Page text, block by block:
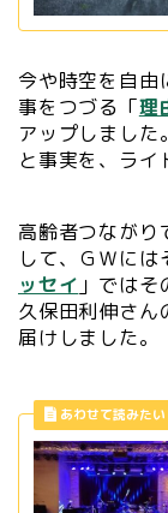
今や時空を自由
事をつづる「理
アップしました
と事実を、ライ
高齢者つながり
して、ＧＷに
ッセイ 」では
久保田利伸さん
届けしました。